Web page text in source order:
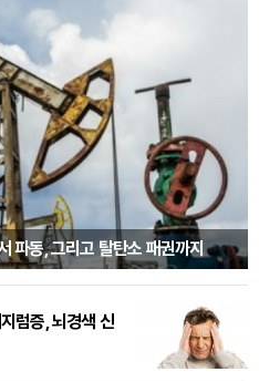
파동, 그리고 탈탄소 패권까지
럼증, 뇌경색 신